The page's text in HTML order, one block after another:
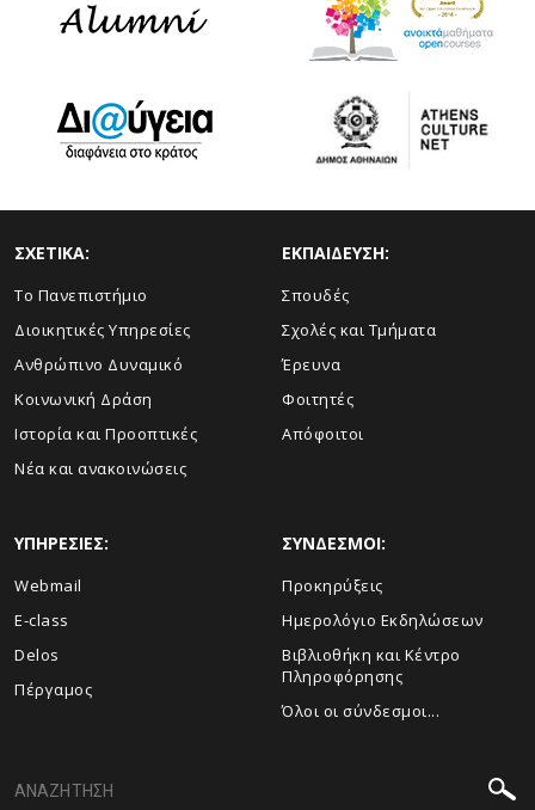
ΣΧΕΤΙΚΑ:
Το Πανεπιστήμιο
Διοικητικές Υπηρεσίες
Ανθρώπινο Δυναμικό
Κοινωνική Δράση
Ιστορία και Προοπτικές
Νέα και ανακοινώσεις
ΕΚΠΑΙΔΕΥΣΗ:
Σπουδές
Σχολές και Τμήματα
Έρευνα
Φοιτητές
Απόφοιτοι
ΥΠΗΡΕΣΙΕΣ:
Webmail
E-class
Delos
Πέργαμος
ΣΥΝΔΕΣΜΟΙ:
Προκηρύξεις
Ημερολόγιο Εκδηλώσεων
Βιβλιοθήκη και Κέντρο
Πληροφόρησης
Όλοι οι σύνδεσμοι...